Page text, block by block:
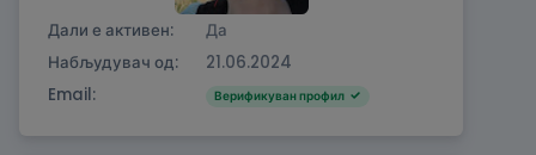
Дали е активен:
Да
Набљудувач од:
21.06.2024
Email:
Верификуван профил